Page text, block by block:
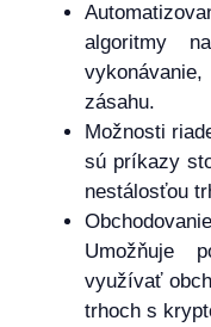
algoritmy
zásahu.
Možnosti
sú príkazy
nestálosťou
Umožňuje
využívať
trhoch s